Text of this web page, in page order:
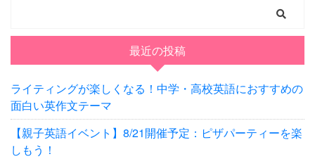
最近の投稿
ライティングが楽しくなる！中学・高校英語におすすめの
面白い英作文テーマ
【親子英語イベント】8/21開催予定：ピザパーティーを楽
しもう！